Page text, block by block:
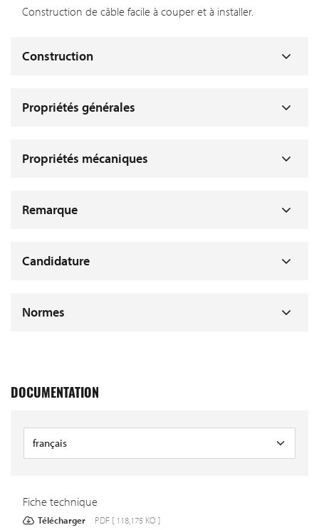
Construction de câble facile à couper et à installer.
Construction
Propriétés générales
Propriétés mécaniques
Remarque
Candidature
Normes
DOCUMENTATION
Fiche technique
Télécharger PDF [ 118,175 KO ]